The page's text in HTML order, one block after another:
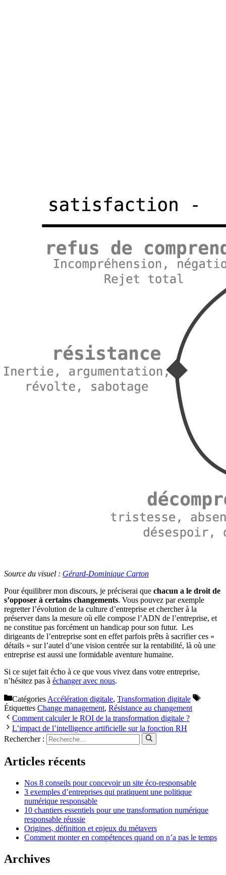
Source du visuel : Gérard-Dominique Carton
Pour équilibrer mon discours, je préciserai que chacun a le droit de
s’opposer à certains changements. Vous pouvez par exemple
regretter l’évolution de la culture d’entreprise et chercher à la
préserver dans la mesure où elle compose l’ADN de l’entreprise, et
ne constitue pas forcément un handicap pour son futur. Les
dirigeants de l’entreprise sont en effet parfois prêts à sacrifier ces «
détails » sur l’autel d’une vision centrée sur la rentabilité, là où une
entreprise est aussi une formidable aventure humaine.
Si ce sujet fait écho à ce que vous vivez dans votre entreprise,
n’hésitez pas à échanger avec nous.
CatégoriesAccélération digitale, Transformation digitale
Étiquettes Change management, Résistance au changement
Comment calculer le ROI de la transformation digitale ?
L’impact de l’intelligence artificielle sur la fonction RH
Rechercher :
Articles récents
Nos 8 conseils pour concevoir un site éco-responsable
3 exemples d’entreprises qui pratiquent une politique
numérique responsable
10 chantiers essentiels pour une transformation numérique
responsable réussie
Origines, définition et enjeux du métavers
Comment monter en compétences quand on n’a pas le temps
Archives